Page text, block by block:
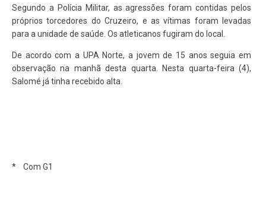
Segundo a Polícia Militar, as agressões foram contidas pelos
próprios torcedores do Cruzeiro, e as vítimas foram levadas
para a unidade de saúde. Os atleticanos fugiram do local.
De acordo com a UPA Norte, a jovem de 15 anos seguia em
observação na manhã desta quarta. Nesta quarta-feira (4),
Salomé já tinha recebido alta.
* Com G1